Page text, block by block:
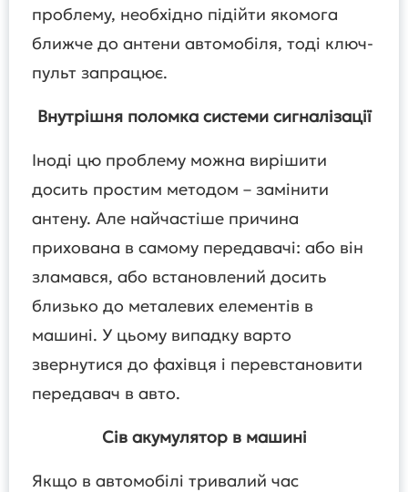
проблему, необхідно підійти якомога
ближче до антени автомобіля, тоді ключ-
пульт запрацює.
Внутрішня поломка системи сигналізації
Іноді цю проблему можна вирішити
досить простим методом – замінити
антену. Але найчастіше причина
прихована в самому передавачі: або він
зламався, або встановлений досить
близько до металевих елементів в
машині. У цьому випадку варто
звернутися до фахівця і перевстановити
передавач в авто.
Сів акумулятор в машині
Якщо в автомобілі тривалий час